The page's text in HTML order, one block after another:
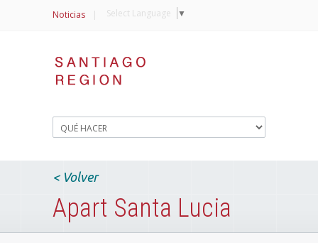
Noticias | Select Language ▼
< Volver
Apart Santa Lucia